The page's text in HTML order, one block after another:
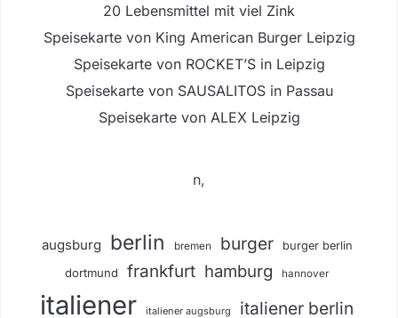
20 Lebensmittel mit viel Zink
Speisekarte von King American Burger Leipzig
Speisekarte von ROCKET’S in Leipzig
Speisekarte von SAUSALITOS in Passau
Speisekarte von ALEX Leipzig
n,
augsburg berlin bremen burger burger berlin
dortmund frankfurt hamburg hannover
italiener italiener augsburg italiener berlin